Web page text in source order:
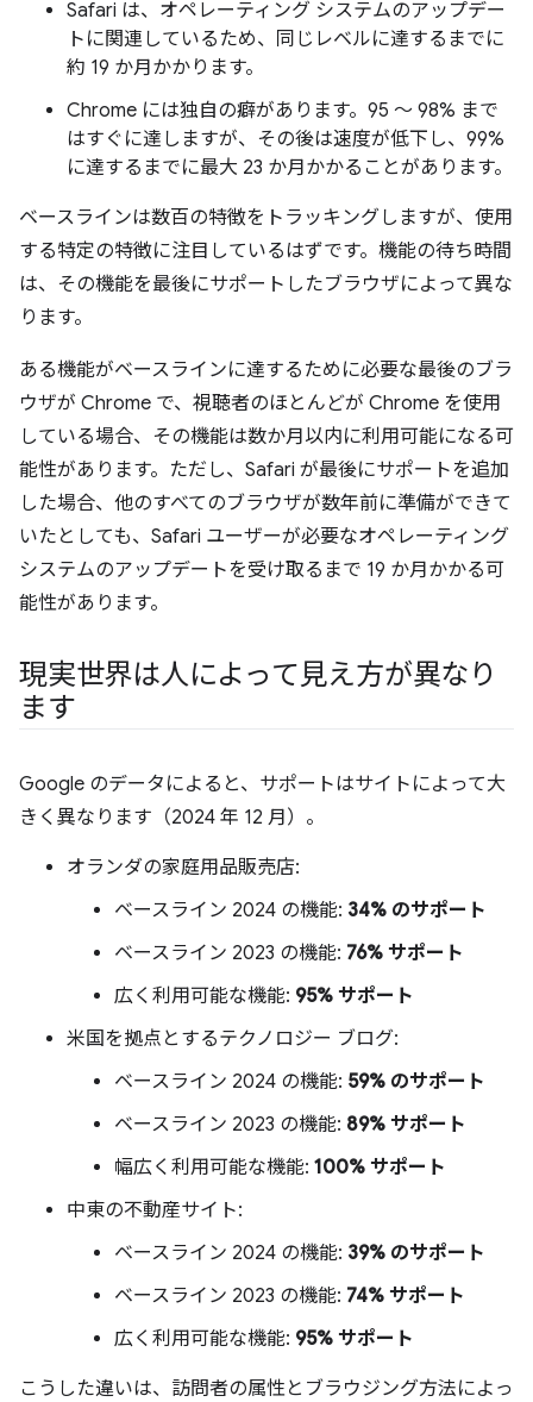
Safari は、オペレーティング システムのアップデー
トに関連しているため、同じレベルに達するまでに
約 19 か月かかります。
Chrome には独自の癖があります。95 ～ 98% まで
はすぐに達しますが、その後は速度が低下し、99%
に達するまでに最大 23 か月かかることがあります。
ベースラインは数百の特徴をトラッキングしますが、使用
する特定の特徴に注目しているはずです。機能の待ち時間
は、その機能を最後にサポートしたブラウザによって異な
ります。
ある機能がベースラインに達するために必要な最後のブラ
ウザが Chrome で、視聴者のほとんどが Chrome を使用
している場合、その機能は数か月以内に利用可能になる可
能性があります。ただし、Safari が最後にサポートを追加
した場合、他のすべてのブラウザが数年前に準備ができて
いたとしても、Safari ユーザーが必要なオペレーティング
システムのアップデートを受け取るまで 19 か月かかる可
能性があります。
現実世界は人によって見え方が異なり
ます
Google のデータによると、サポートはサイトによって大
きく異なります（2024 年 12 月）。
オランダの家庭用品販売店:
ベースライン 2024 の機能: 34% のサポート
ベースライン 2023 の機能: 76% サポート
広く利用可能な機能: 95% サポート
米国を拠点とするテクノロジー ブログ:
ベースライン 2024 の機能: 59% のサポート
ベースライン 2023 の機能: 89% サポート
幅広く利用可能な機能: 100% サポート
中東の不動産サイト:
ベースライン 2024 の機能: 39% のサポート
ベースライン 2023 の機能: 74% サポート
広く利用可能な機能: 95% サポート
こうした違いは、訪問者の属性とブラウジング方法によっ